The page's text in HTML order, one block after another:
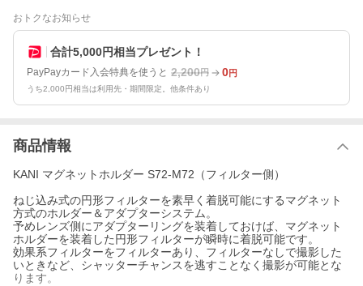
おトクなお知らせ
合計5,000円相当プレゼント！
PayPayカード入会特典を使うと 2,200円 0円
うち2,000円相当は利用先・期間限定。他条件あり
商品情報
KANI マグネットホルダー S72-M72（フィルター側）
ねじ込み式の円形フィルターを素早く着脱可能にするマグネット
方式のホルダー＆アダプターシステム。
予めレンズ側にアダプターリングを装着しておけば、マグネット
ホルダーを装着した円形フィルターが瞬時に着脱可能です。
効果系フィルターをフィルターあり、フィルターなしで撮影した
いときなど、シャッターチャンスを逃すことなく撮影が可能とな
ります。